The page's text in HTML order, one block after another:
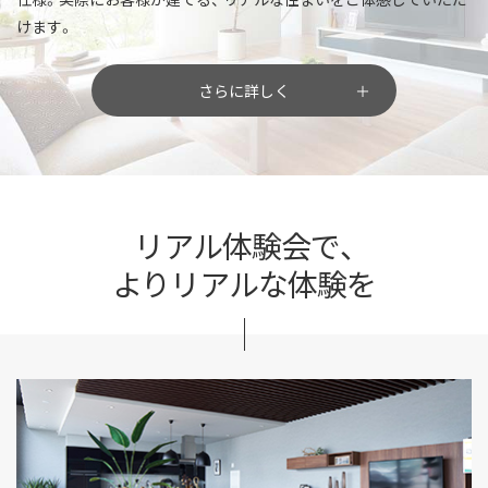
けます。
さらに詳しく
リアル体験会で、
よりリアルな体験を